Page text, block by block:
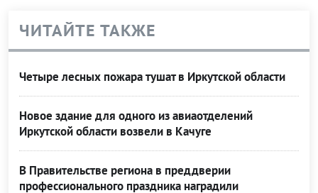
ЧИТАЙТЕ ТАКЖЕ
Четыре лесных пожара тушат в Иркутской области
Новое здание для одного из авиаотделений
Иркутской области возвели в Качуге
В Правительстве региона в преддверии
профессионального праздника наградили